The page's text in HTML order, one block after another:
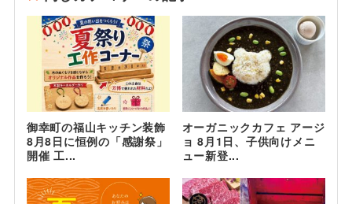
御幸町の福山キッチン装飾
8月8日に恒例の「感謝祭」
開催 工...
オーガニックカフェ アージ
ョ 8月1日、子供向けメニ
ュー新登...